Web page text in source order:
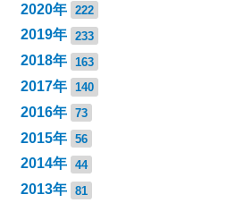
2020年 222
2019年 233
2018年 163
2017年 140
2016年 73
2015年 56
2014年 44
2013年 81